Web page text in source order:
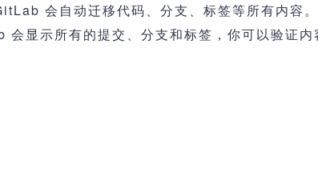
会自动迁移代码、分支、标签等所有内容。
会显示所有的提交、分支和标签，你可以验证